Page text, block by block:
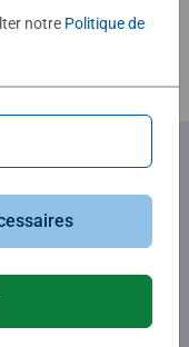
notre Politique de